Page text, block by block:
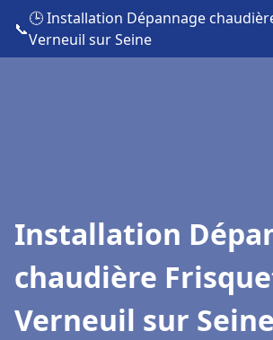
📞
🕒 Installation Dépannage
Verneuil sur Seine
Installation
chaudière
Verneuil sur Seine